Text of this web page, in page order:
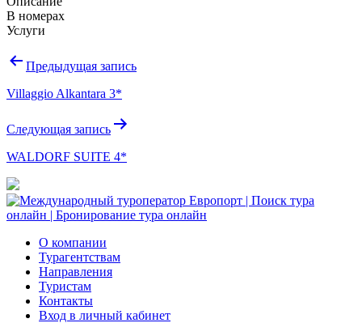
В номерах
Услуги
Навигация
записям
Предыдущая запись
Villaggio Alkantara 3*
Следующая запись
WALDORF SUITE 4*
О компании
Турагентствам
Направления
Туристам
Контакты
Вход в личный кабинет